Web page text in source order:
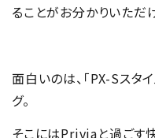
ることがお分かりいただ
面白いのは、「PX-Sスタ
グ。
そこにはPriviaと過ごす